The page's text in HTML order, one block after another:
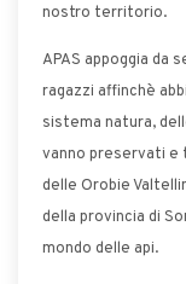
nostro territorio.
APAS appoggia da
ragazzi affinchè
sistema natura,
vanno preservati e
delle Orobie
della provincia di
mondo delle api.